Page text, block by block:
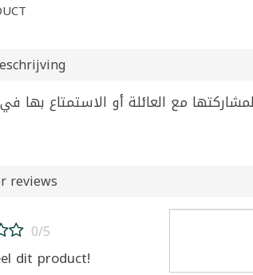
reviews
0/5
dit product!